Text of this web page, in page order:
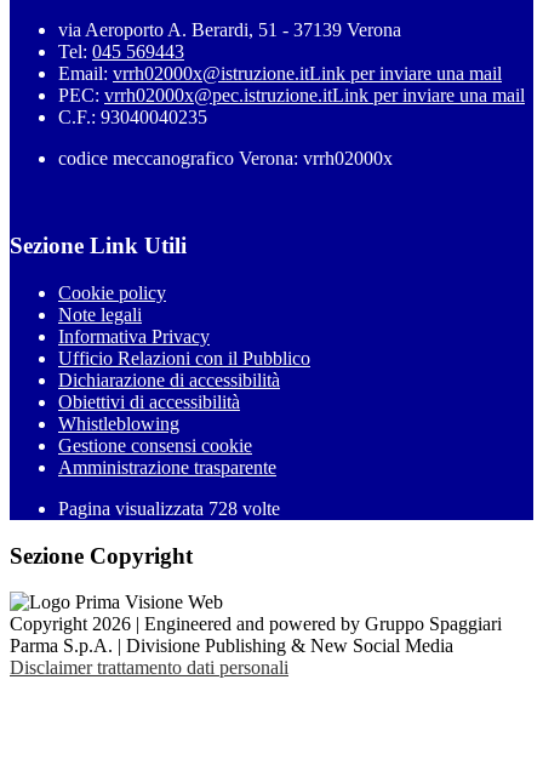
via Aeroporto A. Berardi, 51 - 37139 Verona
Tel: 045 569443
Email: vrrh02000x@istruzione.itLink per inviare una mail
PEC: vrrh02000x@pec.istruzione.itLink per inviare una mail
C.F.: 93040040235
codice meccanografico Verona: vrrh02000x
Sezione Link Utili
Cookie policy
Note legali
Informativa Privacy
Ufficio Relazioni con il Pubblico
Dichiarazione di accessibilità
Obiettivi di accessibilità
Whistleblowing
Gestione consensi cookie
Amministrazione trasparente
Pagina visualizzata 728 volte
Sezione Copyright
Copyright 2026 | Engineered and powered by Gruppo Spaggiari
Parma S.p.A. | Divisione Publishing & New Social Media
Disclaimer trattamento dati personali